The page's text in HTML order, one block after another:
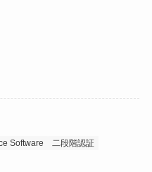
Software 二段階認証